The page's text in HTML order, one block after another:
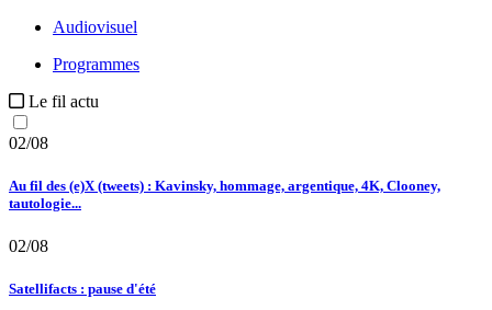
Audiovisuel
Programmes
Le fil actu
02/08
Au fil des (e)X (tweets) : Kavinsky, hommage, argentique, 4K, Clooney,
tautologie...
02/08
Satellifacts : pause d'été